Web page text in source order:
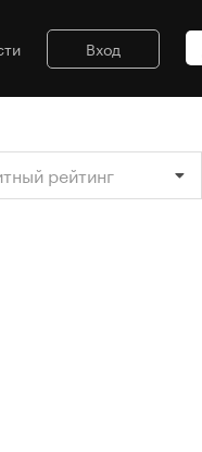
Вход
рейтинг